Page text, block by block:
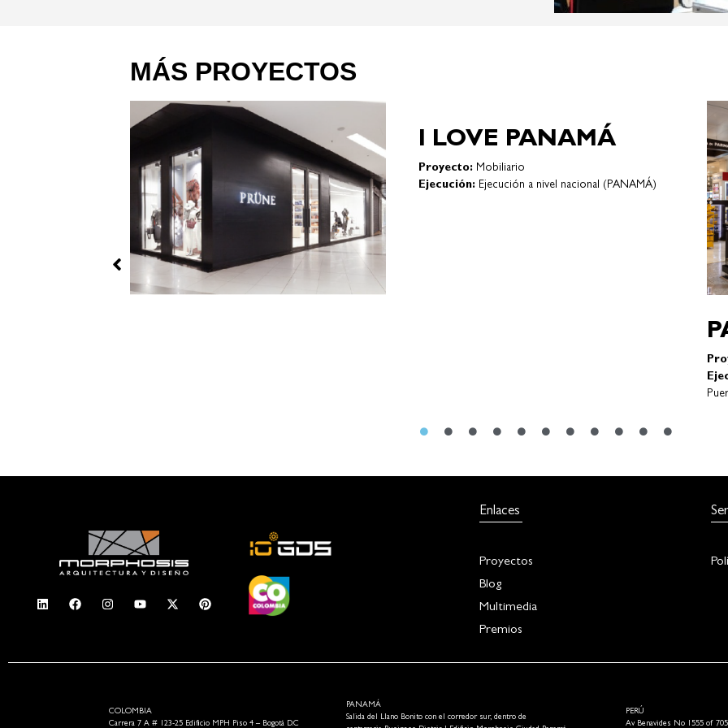
MÁS PROYECTOS
ORLANE
Proyecto: Mobiliario
Ejecución:Ejecución a nivel nacional (COLOMBIA)
MG JEWELERS
Proyecto: Cadena de Joyeria
Ejecución: Ejecución a nivel nacional (PANAMÁ)
Enlaces
Proyectos
Blog
Multimedia
Premios
COLOMBIA
Carrera 7 A # 123-25 Edificio MPH Piso 4 – Bogotá D.C
PANAMÁ
Salida del Llano Bonito con el corredor sur, dentro de
PERÚ
Av Benavides No 1555 of